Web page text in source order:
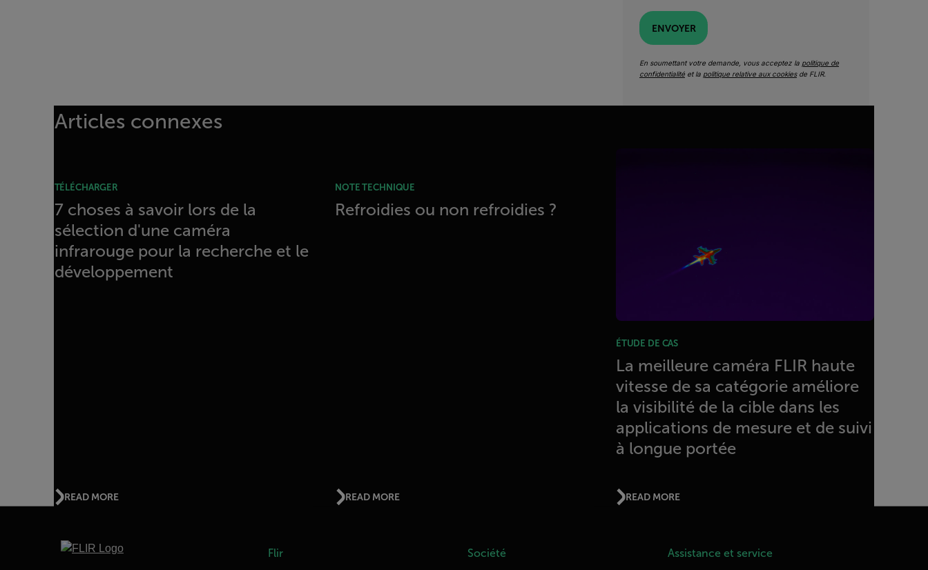
ENVOYER
En soumettant votre demande, vous acceptez la politique de
confidentialité et la politique relative aux cookiesde FLIR.
Articles connexes
TÉLÉCHARGER
7 choses à savoir lors de la
sélection d'une caméra
infrarouge pour la recherche et le
développement
READ MORE
NOTE TECHNIQUE
Refroidies ou non refroidies ?
READ MORE
ÉTUDE DE CAS
La meilleure caméra FLIR haute
vitesse de sa catégorie améliore
la visibilité de la cible dans les
applications de mesure et de suivi
à longue portée
READ MORE
Flir Société Assistance et service